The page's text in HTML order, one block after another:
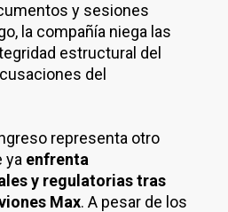
y sesiones
la compañía niega las
estructural del
del
representa otro
ya enfrenta
y regulatorias tras
Max. A pesar de los